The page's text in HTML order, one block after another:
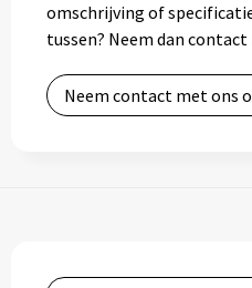
omschrijving of
tussen? Neem dan
Neem contact met ons